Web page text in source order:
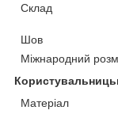
Склад
Шов
Міжнародний
Матеріал